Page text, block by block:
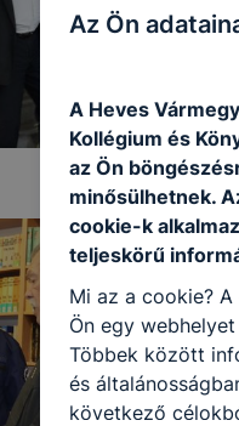
Az Ön
A Heves
Kollégium és
az Ön
minősülhetnek.
cookie-k
teljeskörű
Mi az a cookie?
Ön egy
Többek között
és
következő